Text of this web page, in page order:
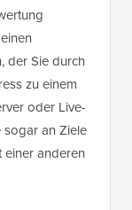
der Sie durch
zu einem
oder Live-
sogar an Ziele
anderen